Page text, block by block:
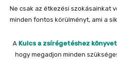
Ne csak az étkezési szokásainkat
minden fontos körülményt, ami a
A Kulcs a zsírégetéshez
hogy megadjon minden